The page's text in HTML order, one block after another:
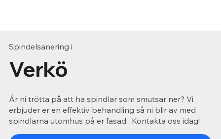
Spindelsanering i
Verkö
Är ni trötta på att ha spindlar som smutsar ner? Vi
erbjuder er en effektiv behandling så ni blir av med
spindlarna utomhus på er fasad. Kontakta oss idag!